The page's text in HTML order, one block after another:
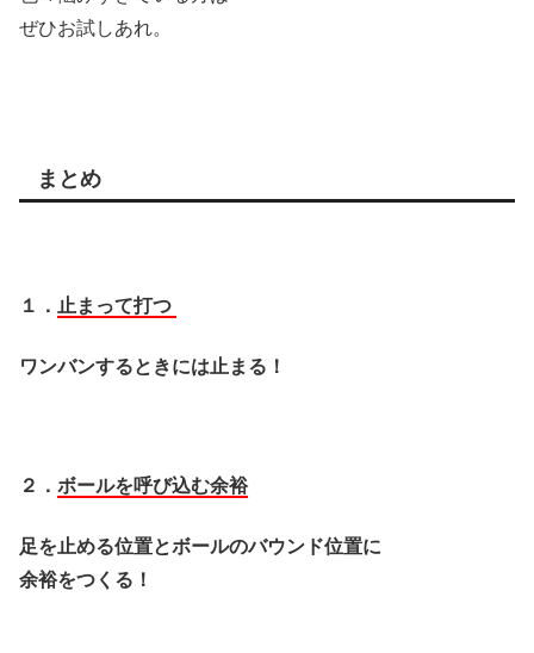
ぜひお試しあれ。
まとめ
１． 止まって打つ
ワンバンするときには止まる！
２． ボールを呼び込む余裕
足を止める位置とボールのバウンド位置に
余裕をつくる！